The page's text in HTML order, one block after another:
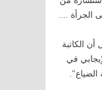
الجرأة ....
الكاتبة
في